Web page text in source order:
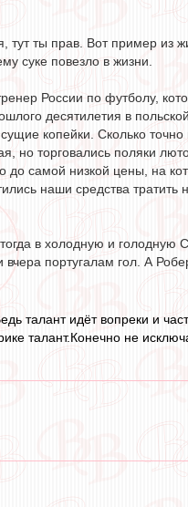
тут ты прав. Вот пример
суке повезло в жизни.
России по футболу,
десятилетия в
копейки. Сколько
но торговались поляки
самой низкой цены, на
наши средства
в холодную и голодную
португалам гол. А
талант идёт вопреки и
талант.Конечно не